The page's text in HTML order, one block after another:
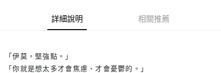
詳細說明 相關推薦
「伊莫，堅強點。」
「你就是想太多才會焦慮、才會憂鬱的。」